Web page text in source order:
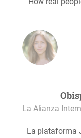
La Alianza
La plataforma